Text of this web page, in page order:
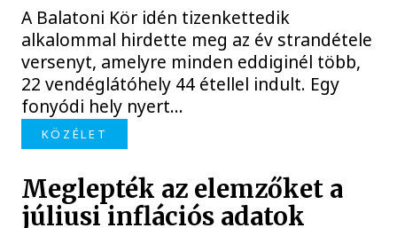
A Balatoni Kör idén tizenkettedik
alkalommal hirdette meg az év strandétele
versenyt, amelyre minden eddiginél több,
22 vendéglátóhely 44 étellel indult. Egy
fonyódi hely nyert...
KÖZÉLET
Meglepték az elemzőket a
júliusi inflációs adatok